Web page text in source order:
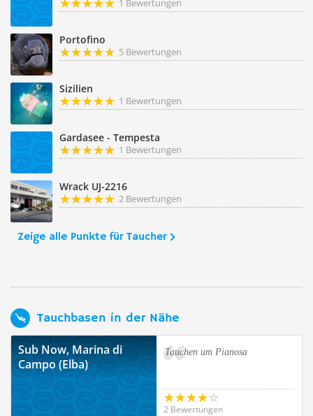
1 Bewertungen
Portofino
5 Bewertungen
Sizilien
1 Bewertungen
Gardasee - Tempesta
1 Bewertungen
Wrack UJ-2216
2 Bewertungen
Zeige alle Punkte für Taucher
Tauchbasen in der Nähe
Sub Now, Marina di
Campo (Elba)
Tauchen um Pianosa
2 Bewertungen